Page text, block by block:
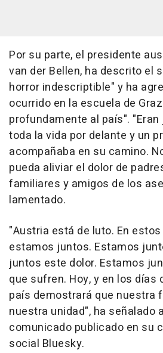
Por su parte, el presidente
van der Bellen, ha descrito el
horror indescriptible" y ha
ocurrido en la escuela de
profundamente al país".
toda la vida por delante y un
acompañaba en su camino.
pueda aliviar el dolor de
familiares y amigos de los
lamentado.
"Austria está de luto. En
estamos juntos. Estamos
juntos este dolor. Estamos
que sufren. Hoy, y en los días
país demostrará que nuestra
nuestra unidad", ha señalado
comunicado publicado en su
social Bluesky.